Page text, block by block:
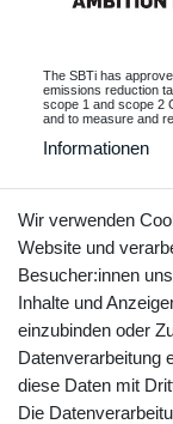
The SBTi has
emissions reduction
scope 1 and scope 2
and to measure and
Informationen
Wir verwenden
Website und
Besucher:innen
Inhalte und
einzubinden oder
Datenverarbeitung
diese Daten mit
Die